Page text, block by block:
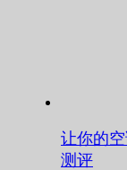
让你的
测评